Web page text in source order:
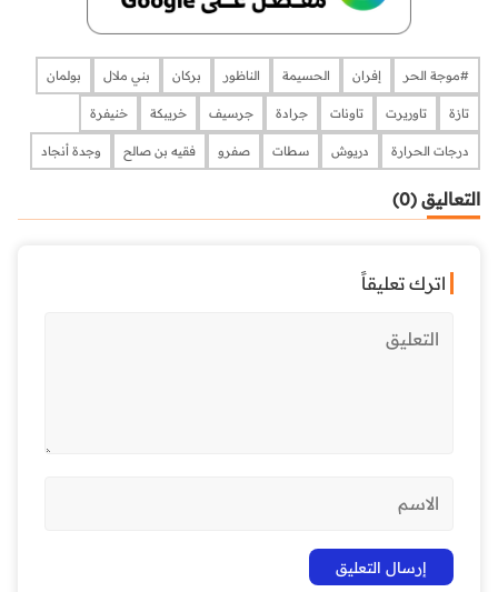
#موجة الحر إفران الحسيمة الناظور بركان بني ملال بولمان
تازة تاوريرت تاونات جرادة جرسيف خريبكة خنيفرة
درجات الحرارة دريوش سطات صفرو فقيه بن صالح وجدة أنجاد
التعاليق (0)
اترك تعليقاً